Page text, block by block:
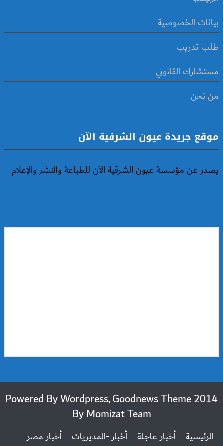
بيانات الخصوصية
طلب تدريب
مستشارك القانوني
من نحن
موقع جريدة عيون الشرقية الآن
يصدر عن مؤسسة عيون الشرقية الآن للطباعة والنشر والإعلام
2014 Powered By Wordpress, Goodnews Theme
ByMomizat Team
الرئيسية أخبار عاجلة أخبار -المديريات
أخبار مصر